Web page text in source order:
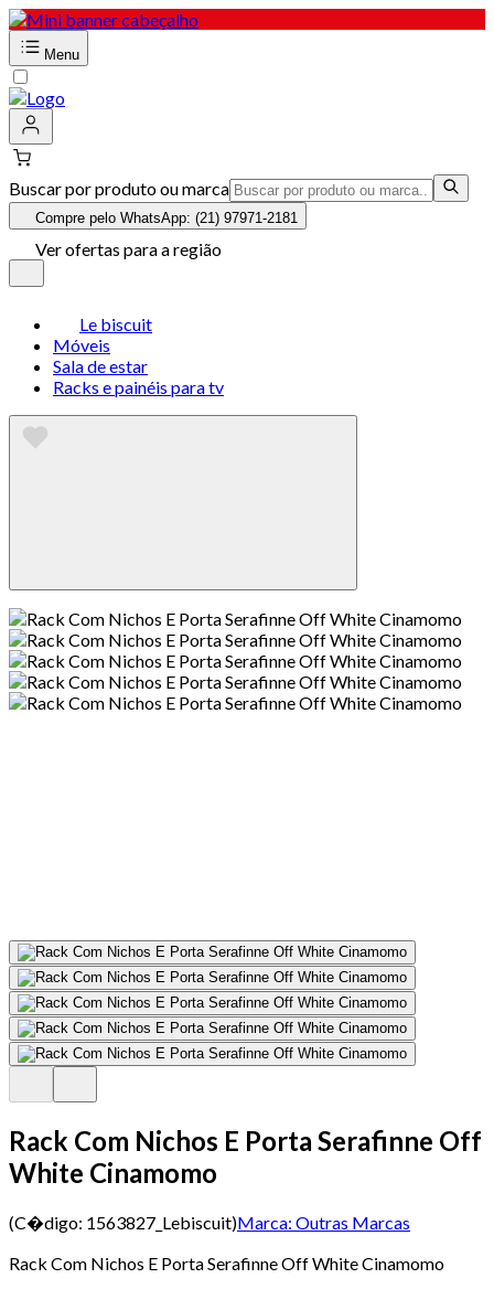
Menu
Buscar por produto ou marca
Compre pelo WhatsApp: (21) 97971-2181
Ver ofertas para a região
Le biscuit
Móveis
Sala de estar
Racks e painéis para tv
Rack Com Nichos E Porta Serafinne Off
White Cinamomo
(C�digo: 1563827_Lebiscuit)Marca: Outras Marcas
Rack Com Nichos E Porta Serafinne Off White Cinamomo